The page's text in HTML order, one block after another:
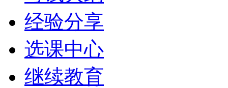
经验分享
选课中心
继续教育